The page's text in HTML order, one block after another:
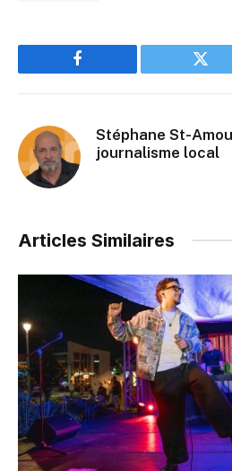
Facebook
Stéphane St-
journalisme local
Articles Similaires